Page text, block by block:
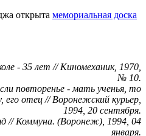
открыта мемориальная доска
- 35 лет // Киномеханик, 1970,
№ 10.
повторенье - мать ученья, то
его отец // Воронежский курьер,
1994, 20 сентября.
// Коммуна. (Воронеж), 1994, 04
января.